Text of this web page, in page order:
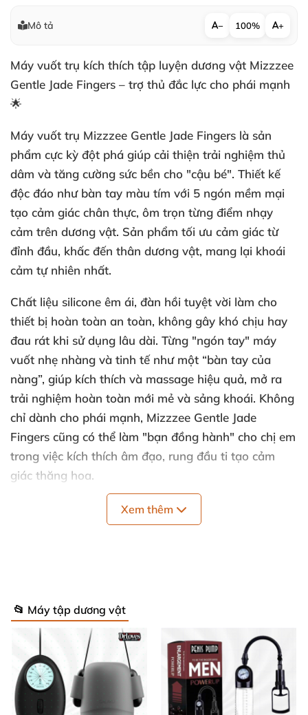
Mô tả − 100% +
Máy vuốt trụ kích thích tập luyện dương vật Mizzzee
Gentle Jade Fingers – trợ thủ đắc lực cho phái mạnh
🌟
Máy vuốt trụ Mizzzee Gentle Jade Fingers là sản
phẩm cực kỳ đột phá giúp cải thiện trải nghiệm thủ
dâm và tăng cường sức bền cho "cậu bé". Thiết kế
độc đáo như bàn tay màu tím với 5 ngón mềm mại
tạo cảm giác chân thực, ôm trọn từng điểm nhạy
cảm trên dương vật. Sản phẩm tối ưu cảm giác từ
đỉnh đầu, khấc đến thân dương vật, mang lại khoái
cảm tự nhiên nhất.
Chất liệu silicone êm ái, đàn hồi tuyệt vời làm cho
thiết bị hoàn toàn an toàn, không gây khó chịu hay
đau rát khi sử dụng lâu dài. Từng "ngón tay" máy
vuốt nhẹ nhàng và tinh tế như một “bàn tay của
nàng”, giúp kích thích và massage hiệu quả, mở ra
trải nghiệm hoàn toàn mới mẻ và sảng khoái. Không
chỉ dành cho phái mạnh, Mizzzee Gentle Jade
Fingers cũng có thể làm "bạn đồng hành" cho chị em
trong việc kích thích âm đạo, rung đầu ti tạo cảm
giác thăng hoa.
Tính năng nổi bật và đa dạng chế độ rung
💫 Máy dễ sử dụng, thích hợp cho cả người mới bắt
đầu hoặc đã có kinh nghiệm với sextoy.
💫 Công dụng vượt trội trong việc tập luyện, giúp
tăng sức chịu đựng và kéo dài thời gian “chiến đấu”.
💫 Không chỉ massage cơ bản, máy còn kích thích “2
Xem thêm
📂 Máy tập dương vật